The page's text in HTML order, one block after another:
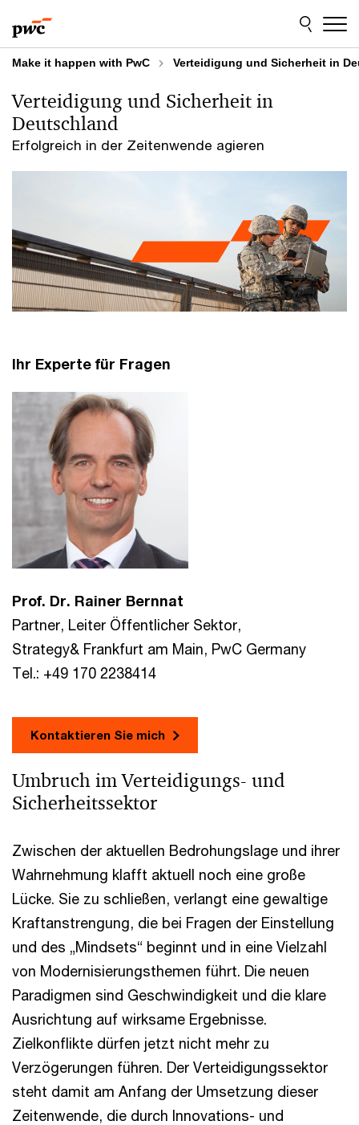
to
content
to
footer
Make it happen with PwC Verteidigung und Sicherheit in
Erfolgreich in der Zeitenwende agieren
Verteidigung und Sicherheit in
Deutschland
Ihr Experte für Fragen
Prof. Dr. Rainer Bernnat
Partner, Leiter Öffentlicher Sektor,
Strategy& Frankfurt am Main, PwC Germany
Tel.: +49 170 2238414
Kontaktieren Sie mich
Umbruch im Verteidigungs- und
Sicherheitssektor
Zwischen der aktuellen Bedrohungslage und ihrer
Wahrnehmung klafft aktuell noch eine große
Lücke. Sie zu schließen, verlangt eine gewaltige
Kraftanstrengung, die bei Fragen der Einstellung
und des „Mindsets“ beginnt und in eine Vielzahl
von Modernisierungsthemen führt. Die neuen
Paradigmen sind Geschwindigkeit und die klare
Ausrichtung auf wirksame Ergebnisse.
Zielkonflikte dürfen jetzt nicht mehr zu
Verzögerungen führen. Der Verteidigungssektor
steht damit am Anfang der Umsetzung dieser
Zeitenwende, die durch Innovations- und